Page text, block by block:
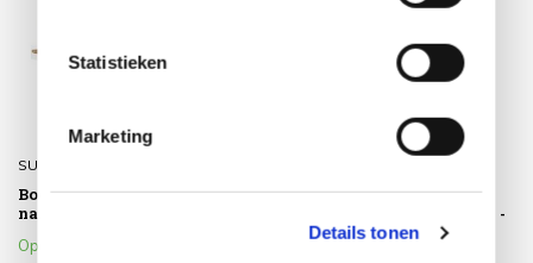
Statistieken
Marketing
Details tonen
SUNS
Bora 3-zits loungebank
naturel gravel SUNS
Op voorraad
Suns Santorini dining
tuinstoel matt royal grey -
camel sand